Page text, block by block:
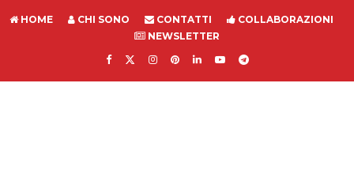
HOME CHI SONO CONTATTI
COLLABORAZIONI
NEWSLETTER